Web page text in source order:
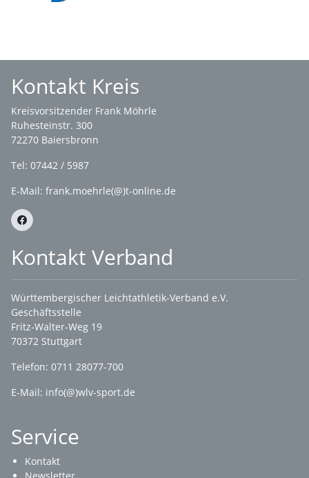
Kontakt Kreis
Kreisvorsitzender Frank Möhrle
Ruhesteinstr. 300
72270 Baiersbronn
Tel: 07442 / 5987
E-Mail: frank.moehrle(@)t-online.de
Kontakt Verband
Württembergischer Leichtathletik-Verband e.V.
Geschäftsstelle
Fritz-Walter-Weg 19
70372 Stuttgart
Telefon: 0711 28077-700
E-Mail: info(@)wlv-sport.de
Service
Kontakt